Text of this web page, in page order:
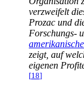
verzweifelt
Prozac und
Forschungs-
zeigt, auf
eigenen
[18]